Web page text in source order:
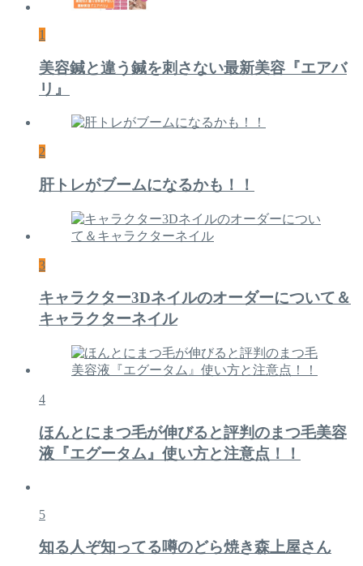
1
美容鍼と違う鍼を刺さない最新美容『エアバ
リ』
2
肝トレがブームになるかも！！
3
キャラクター3Dネイルのオーダーについて＆
キャラクターネイル
4
ほんとにまつ毛が伸びると評判のまつ毛美容
液『エグータム』使い方と注意点！！
5
知る人ぞ知ってる噂のどら焼き森上屋さん